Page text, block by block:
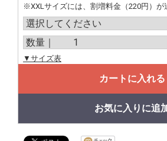
※XXLサイズには、割増料金（220円）が
▼サイズ表
カートに入れる
お気に入りに追